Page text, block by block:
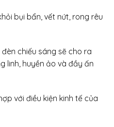
bụi bẩn, vết nứt, rong rêu
chiếu sáng sẽ cho ra
linh, huyền ảo và đầy ấn
với điều kiện kinh tế của